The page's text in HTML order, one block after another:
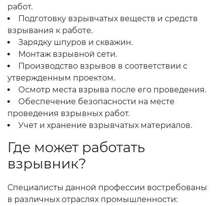
работ.
Подготовку взрывчатых веществ и средств
взрывания к работе.
Зарядку шпуров и скважин.
Монтаж взрывной сети.
Производство взрывов в соответствии с
утвержденным проектом.
Осмотр места взрыва после его проведения.
Обеспечение безопасности на месте
проведения взрывных работ.
Учет и хранение взрывчатых материалов.
Где может работать
взрывник?
Специалисты данной профессии востребованы
в различных отраслях промышленности: